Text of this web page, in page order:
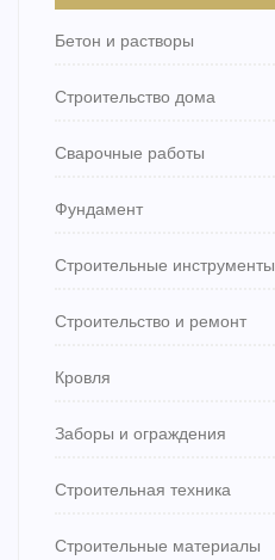
Бетон и растворы
Строительство дома
Сварочные работы
Фундамент
Строительные инструменты
Строительство и ремонт
Кровля
Заборы и ограждения
Строительная техника
Строительные материалы